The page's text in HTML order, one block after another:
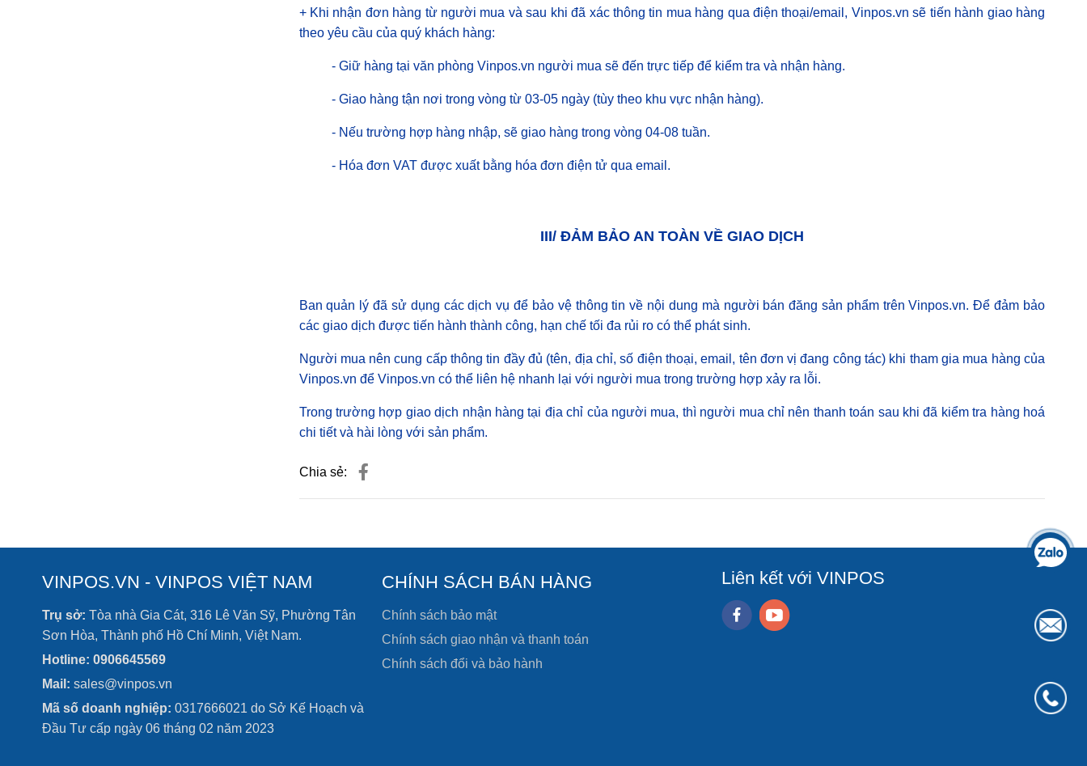
VINPOS.VN - VINPOS VIỆT NAM
Trụ sở: Tòa nhà Gia Cát, 316 Lê Văn Sỹ, Phường Tân
Sơn Hòa, Thành phố Hồ Chí Minh, Việt Nam.
Hotline: 0906645569
Mail: sales@vinpos.vn
Mã số doanh nghiệp: 0317666021 do Sở Kế Hoạch và
Đầu Tư cấp ngày 06 tháng 02 năm 2023
CHÍNH SÁCH BÁN HÀNG
Chính sách bảo mật
Chính sách giao nhận và thanh toán
Chính sách đổi và bảo hành
Liên kết với VINPOS
+ Khi nhận đơn hàng từ người mua và sau khi đã xác thông tin mua hàng qua điện thoại/email, Vinpos.vn sẽ tiến hành giao hàng
theo yêu cầu của quý khách hàng:
- Giữ hàng tại văn phòng Vinpos.vn người mua sẽ đến trực tiếp để kiểm tra và nhận hàng.
- Giao hàng tận nơi trong vòng từ 03-05 ngày (tùy theo khu vực nhận hàng).
- Nếu trường hợp hàng nhập, sẽ giao hàng trong vòng 04-08 tuần.
- Hóa đơn VAT được xuất bằng hóa đơn điện tử qua email.
III/ ĐẢM BẢO AN TOÀN VỀ GIAO DỊCH
Ban quản lý đã sử dụng các dịch vụ để bảo vệ thông tin về nội dung mà người bán đăng sản phẩm trên Vinpos.vn. Để đảm bảo
các giao dịch được tiến hành thành công, hạn chế tối đa rủi ro có thể phát sinh.
Người mua nên cung cấp thông tin đầy đủ (tên, địa chỉ, số điện thoại, email, tên đơn vị đang công tác) khi tham gia mua hàng của
Vinpos.vn để Vinpos.vn có thể liên hệ nhanh lại với người mua trong trường hợp xảy ra lỗi.
Trong trường hợp giao dịch nhận hàng tại địa chỉ của người mua, thì người mua chỉ nên thanh toán sau khi đã kiểm tra hàng hoá
chi tiết và hài lòng với sản phẩm.
Chia sẻ: